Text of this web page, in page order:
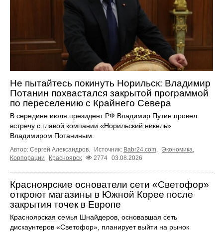
Не пытайтесь покинуть Норильск: Владимир
Потанин похвастался закрытой программой
по переселению с Крайнего Севера
В середине июля президент РФ Владимир Путин провел
встречу с главой компании «Норильский никель»
Владимиром Потаниным.
Автор: Сергей Александров. Источник: Babr24.com. Экономика,
Корпорации
Красноярск 2774 03.08.2026
Красноярские основатели сети «Светофор»
откроют магазины в Южной Корее после
закрытия точек в Европе
Красноярская семья Шнайдеров, основавшая сеть
дискаунтеров «Светофор», планирует выйти на рынок